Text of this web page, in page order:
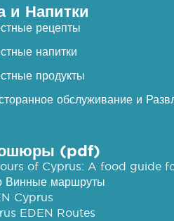
и Напитки
рецепты
напитки
продукты
обслуживание и
(pdf)
of Cyprus: A food guide
Винные маршруты
Cyprus
EDEN Routes